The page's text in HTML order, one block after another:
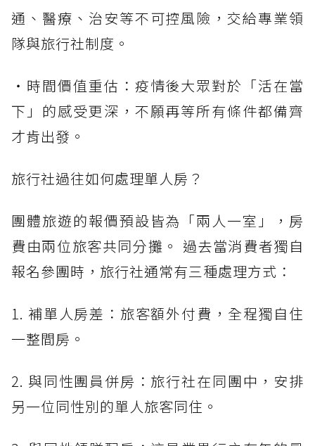
通、醫療、治安等不可控風險，交給專業領
隊與旅行社制度。
・時間價值重估：疫情後大眾對於「活在當
下」的感受更深，不願再等所有條件都備齊
才肯出發。
旅行社過往如何處理單人房？
團體旅遊的報價預設皆為「兩人一室」，房
費由兩位旅客共同分攤。 過去當消費者獨自
報名參團時，旅行社通常有三種處理方式：
1. 補單人房差：旅客額外付費，全程獨自住
一整間房。
2. 與同性團員併房：旅行社在同團中，安排
另一位同性別的單人旅客同住。